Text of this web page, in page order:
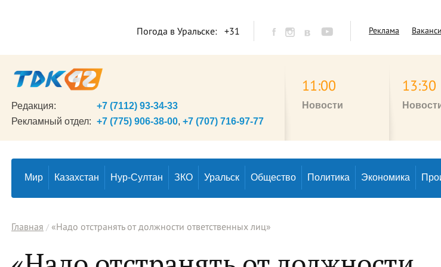
Погода в Уральске: +31 Реклама
Редакция:
+7 (7112) 93-34-33
Рекламный отдел: +7 (775) 906-38-00, +7 (707) 716-97-77
11:00
Новости
13:30
Мир Казахстан Нур-Султан ЗКО Уральск Общество Политика Экономика
Главная «Надо отстранять от должности ответственных лиц»